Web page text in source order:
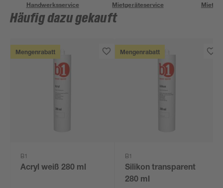
Handwerksservice Mietgeräteservice
Häufig dazu gekauft
Mengenrabatt
B1
Acryl weiß 280 ml
Mengenrabatt
B1
Silikon transparent
280 ml